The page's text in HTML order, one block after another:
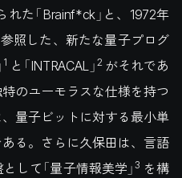
た「Brainf*ck」と、1972年
参照した、新たな量子プログ
1 と「INTRACAL」2がそれであ
のユーモラスな仕様を持つ
量子ビットに対する最小単
る。さらに久保田は、言語
して「量子情報美学」3 を構